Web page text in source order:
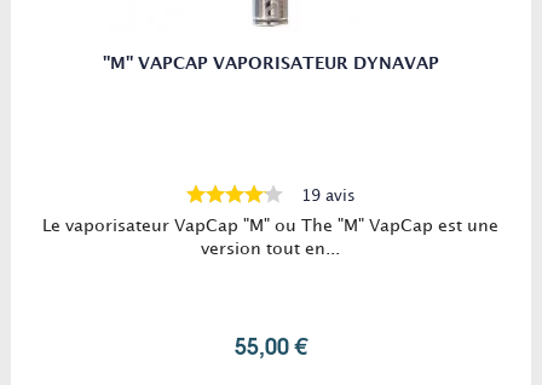
"M" VAPCAP VAPORISATEUR DYNAVAP
19 avis
Le vaporisateur VapCap "M" ou The "M" VapCap est une
version tout en...
55,00 €